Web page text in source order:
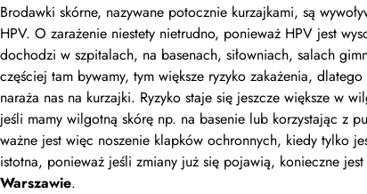
Brodawki skórne, nazywane potocznie kurzajkami, są
HPV. O zarażenie niestety nietrudno, ponieważ HPV jest
dochodzi w szpitalach, na basenach, siłowniach, salach
częściej tam bywamy, tym większe ryzyko zakażenia,
naraża nas na kurzajki. Ryzyko staje się jeszcze większe w
jeśli mamy wilgotną skórę np. na basenie lub korzystając z
ważne jest więc noszenie klapków ochronnych, kiedy tylko
istotna, ponieważ jeśli zmiany już się pojawią, konieczne jest
Warszawie.